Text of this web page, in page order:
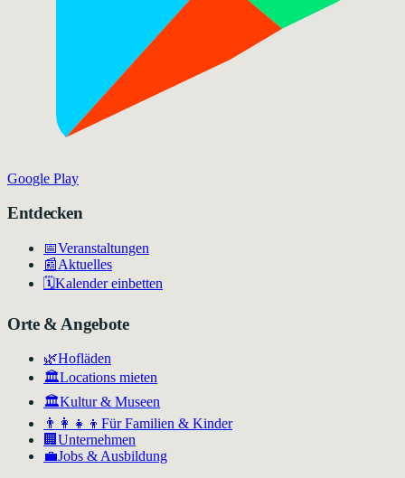
Google Play
Entdecken
📅Veranstaltungen
📰Aktuelles
🗓️Kalender einbetten
Orte & Angebote
🌿Hofläden
🏛️Locations mieten
🏛Kultur & Museen
👨‍👩‍👧‍👦 Für Familien & Kinder
🏢 Unternehmen
💼Jobs & Ausbildung